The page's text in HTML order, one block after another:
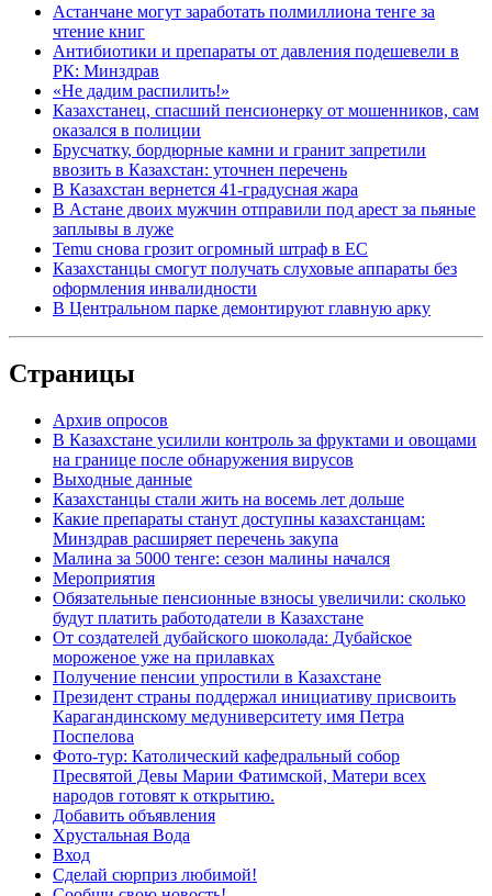
Астанчане могут заработать полмиллиона тенге за
чтение книг
Антибиотики и препараты от давления подешевели в
РК: Минздрав
«Не дадим распилить!»
Казахстанец, спасший пенсионерку от мошенников, сам
оказался в полиции
Брусчатку, бордюрные камни и гранит запретили
ввозить в Казахстан: уточнен перечень
В Казахстан вернется 41-градусная жара
В Астане двоих мужчин отправили под арест за пьяные
заплывы в луже
Temu снова грозит огромный штраф в ЕС
Казахстанцы смогут получать слуховые аппараты без
оформления инвалидности
В Центральном парке демонтируют главную арку
Страницы
Архив опросов
В Казахстане усилили контроль за фруктами и овощами
на границе после обнаружения вирусов
Выходные данные
Казахстанцы стали жить на восемь лет дольше
Какие препараты станут доступны казахстанцам:
Минздрав расширяет перечень закупа
Малина за 5000 тенге: сезон малины начался
Мероприятия
Обязательные пенсионные взносы увеличили: сколько
будут платить работодатели в Казахстане
От создателей дубайского шоколада: Дубайское
мороженое уже на прилавках
Получение пенсии упростили в Казахстане
Президент страны поддержал инициативу присвоить
Карагандинскому медуниверситету имя Петра
Поспелова
Фото-тур: Католический кафедральный собор
Пресвятой Девы Марии Фатимской, Матери всех
народов готовят к открытию.
Добавить объявления
Хрустальная Вода
Вход
Сделай сюрприз любимой!